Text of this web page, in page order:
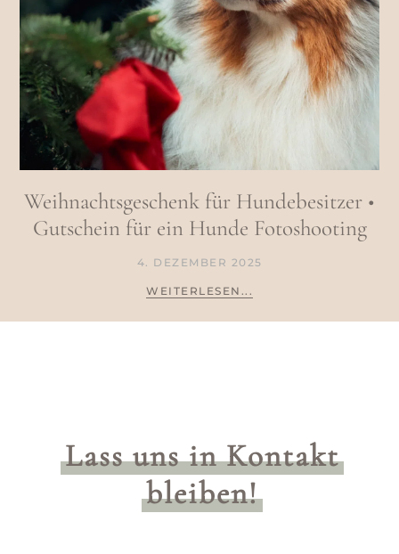
Weihnachtsgeschenk für Hundebesitzer •
Gutschein für ein Hunde Fotoshooting
4. DEZEMBER 2025
WEITERLESEN...
Lass uns in Kontakt
bleiben!